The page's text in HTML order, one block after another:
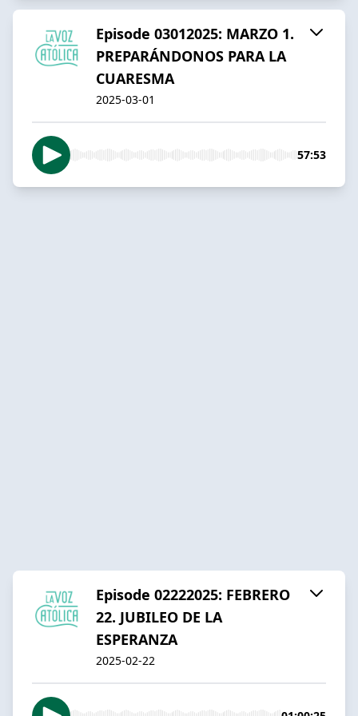
Episode 03012025: MARZO 1.
PREPARÁNDONOS PARA LA
CUARESMA
2025-03-01
57:53
Episode 02222025: FEBRERO
22. JUBILEO DE LA
ESPERANZA
2025-02-22